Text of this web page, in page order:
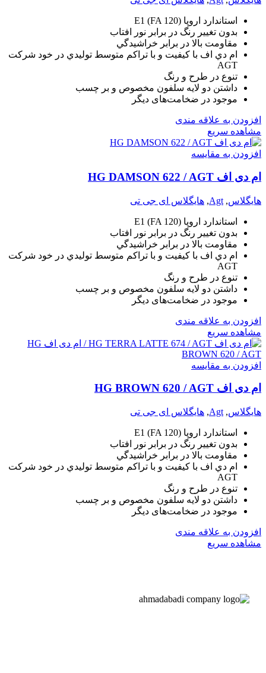
استاندارد اروپا (E1 (FA 120
بدون تغيير رنگ در برابر نور افتاب
مقاومت بالا در برابر خراشيدگي
ام دي اف با کيفيت و با تراکم متوسط توليدي در خود شرکت
AGT
تنوع در طرح و رنگ
داشتن دو لايه سلفون مخصوص و بر چسب
موجود در ضخامت‌های دیگر
افزودن به علاقه مندی
مشاهده سریع
افزودن به مقایسه
ام دی اف HG DAMSON 622 / AGT
هایگلاس,
Agt
, هایگلاس ای جی تی
استاندارد اروپا (E1 (FA 120
بدون تغيير رنگ در برابر نور افتاب
مقاومت بالا در برابر خراشيدگي
ام دي اف با کيفيت و با تراکم متوسط توليدي در خود شرکت
AGT
تنوع در طرح و رنگ
داشتن دو لايه سلفون مخصوص و بر چسب
موجود در ضخامت‌های دیگر
افزودن به علاقه مندی
مشاهده سریع
افزودن به مقایسه
ام دی اف HG BROWN 620 / AGT
هایگلاس,
Agt
, هایگلاس ای جی تی
استاندارد اروپا (E1 (FA 120
بدون تغيير رنگ در برابر نور افتاب
مقاومت بالا در برابر خراشيدگي
ام دي اف با کيفيت و با تراکم متوسط توليدي در خود شرکت
AGT
تنوع در طرح و رنگ
داشتن دو لايه سلفون مخصوص و بر چسب
موجود در ضخامت‌های دیگر
افزودن به علاقه مندی
مشاهده سریع